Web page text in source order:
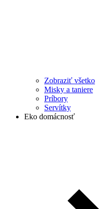
Zobraziť všetko
Misky a taniere
Príbory
Servítky
Eko domácnosť